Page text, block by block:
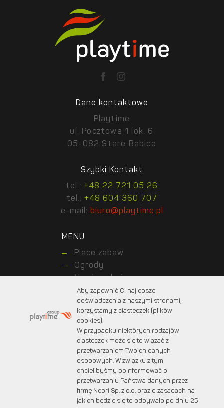
Dane kontaktowe
Playtime
ul. Pocztowa 1 lok. 6
05-082 Stare Babice
Szybki Kontakt
tel.: +48 22 721 05 26
tel.: +48 604 360 707
e-mail: biuro@playtime.pl
MENU
Place zabaw
Ogrody
Nawierzchnie
Realizacje
Kontakt z nami
O nas
Dla klientów
Dla projektantów
© 2025 PLAYTIME. Wszystkie prawa zastrzeżone.
Projekt graficzny:
marcinprojekt.com
Created by:
Fabryka w chmurach
Aby zapewnić Ci najlepsze
doświadczenia z naszymi stronami,
korzystamy z ciasteczek (plików
cookies).
W przypadku niektórych rodzajów
ciasteczek może się to wiązać z
przetwarzaniem Twoich danych
osobowych. W związku z tym
chcielibyśmy poinformować o
przetwarzaniu Państwa danych przez
firmę Nebri Sp. z o.o. oraz o zasadach na
jakich będzie się to odbywało po dniu 25